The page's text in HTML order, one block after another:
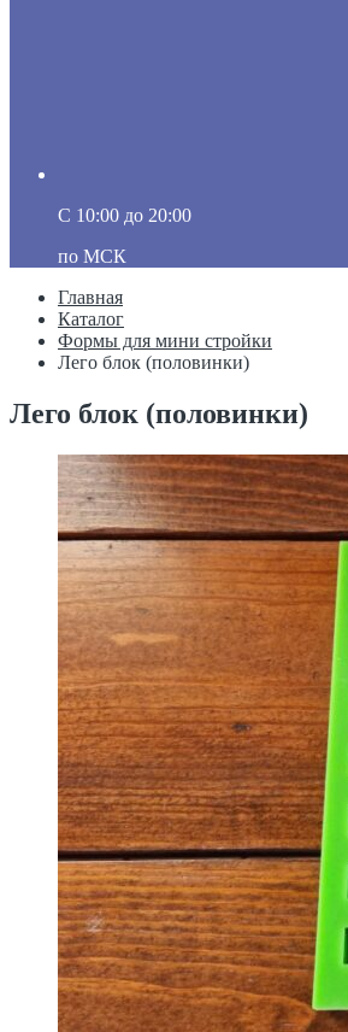
C 10:00 до 20:00
по МСК
Главная
Каталог
Формы для мини стройки
Лего блок (половинки)
Лего блок (половинки)